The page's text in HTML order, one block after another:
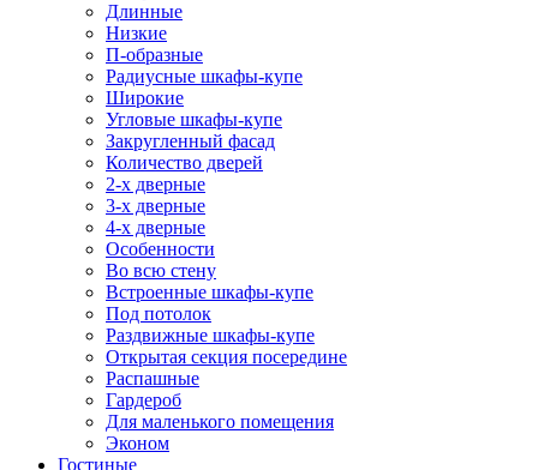
Длинные
Низкие
П-образные
Радиусные шкафы-купе
Широкие
Угловые шкафы-купе
Закругленный фасад
Количество дверей
2-х дверные
3-х дверные
4-х дверные
Особенности
Во всю стену
Встроенные шкафы-купе
Под потолок
Раздвижные шкафы-купе
Открытая секция посередине
Распашные
Гардероб
Для маленького помещения
Эконом
Гостиные